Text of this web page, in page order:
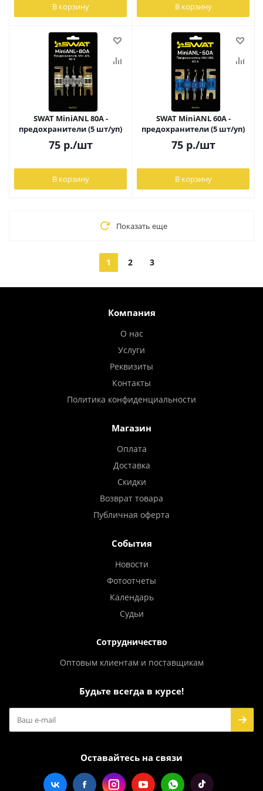
В корзину В корзину
SWAT MiniANL 80A -
предохранители (5 шт/уп)
75р./шт
В корзину
SWAT MiniANL 60A -
предохранители (5 шт/уп)
75р./шт
В корзину
Показать еще
1 2 3
Компания
О нас
Услуги
Реквизиты
Контакты
Политика конфиденциальности
Магазин
Оплата
Доставка
Скидки
Возврат товара
Публичная оферта
События
Новости
Фотоотчеты
Календарь
Судьи
Сотрудничество
Оптовым клиентам и поставщикам
Будьте всегда в курсе!
Оставайтесь на связи